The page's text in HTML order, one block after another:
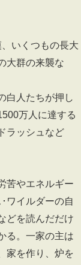
いくつもの長大
大群の来襲な
白人たちが押し
万人に達する
ラッシュなど
苦やエネルギー
ワイルダーの自
どを読んだだけ
る。一家の主は
家を作り、炉を